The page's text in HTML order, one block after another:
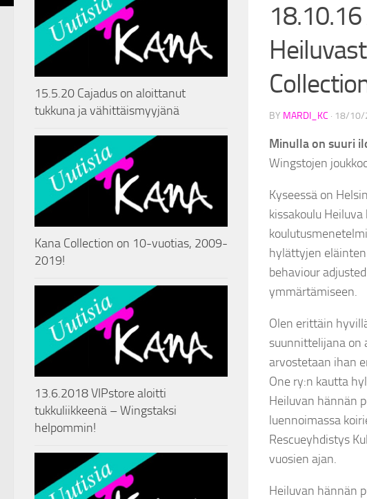
BY MARDI_KC · 18/10/
Minulla on suuri
Wingstojen
Kyseessä on
kissakoulu
hylättyjen
behaviour
ymmärtämiseen.
Olen erittäin
suunnittelijana on
arvostetaan ihan
One ry:n kautta
Heiluvan hännän
luennoimassa
Rescueyhdistys
vuosien ajan.
Heiluvan hännän
15.5.20 Cajadus on aloittanut
tukkuna ja vähittäismyyjänä
Kana Collection on 10-vuotias, 2009-
2019!
13.6.2018 VIPstore aloitti
tukkuliikkeenä – Wingstaksi
helpommin!